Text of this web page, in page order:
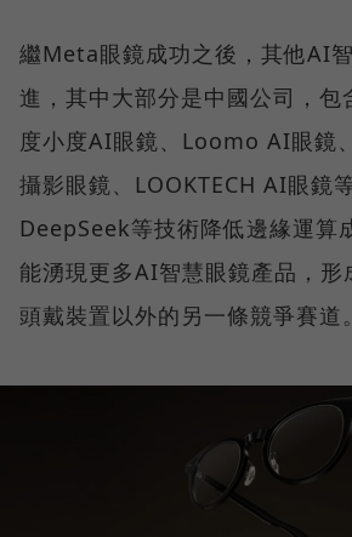
繼Meta眼鏡成功之後，其他AI
進，其中大部分是中國公司，包
度小度AI眼鏡、Loomo AI眼鏡
攝影眼鏡、LOOKTECH AI眼鏡
DeepSeek等技術降低邊緣運算
能湧現更多AI智慧眼鏡產品，
頭戴裝置以外的另一條競爭賽道。